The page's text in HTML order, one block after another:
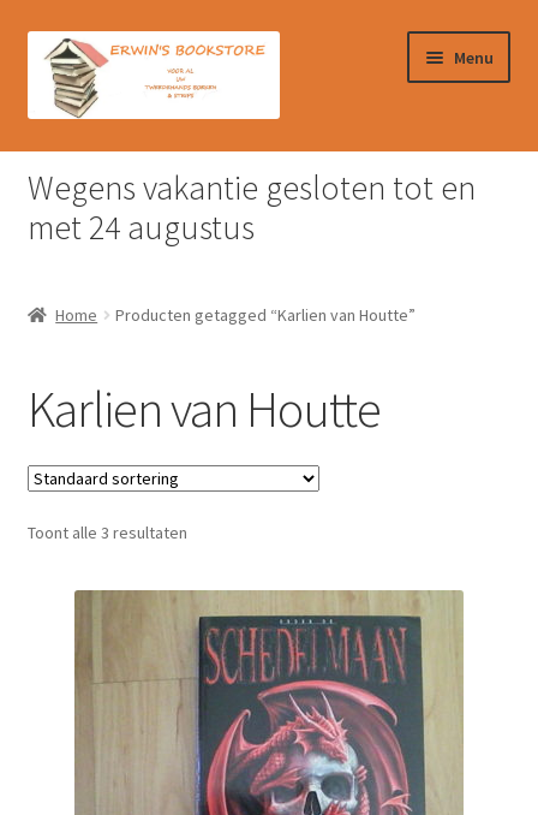
door
naar
naar
Menu
Home
Afrekenen
Verzendkosten & Ophalen boeken
Winkelmand
Wegens vakantie gesloten tot en
met 24 augustus
Home Producten getagged “Karlien van Houtte”
Karlien van Houtte
Toont alle 3 resultaten